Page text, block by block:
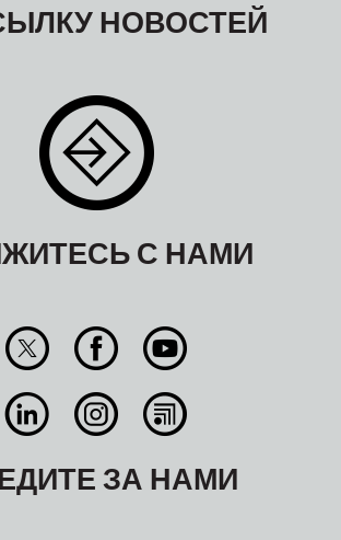
НОВОСТЕЙ
С НАМИ
ЗА НАМИ